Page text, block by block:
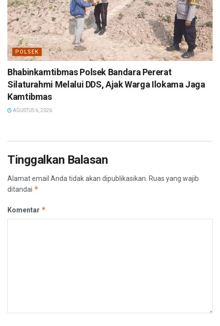
POLSEK
Bhabinkamtibmas Polsek Bandara Pererat
Silaturahmi Melalui DDS, Ajak Warga Ilokama Jaga
Kamtibmas
AGUSTUS 6, 2026
Tinggalkan Balasan
Alamat email Anda tidak akan dipublikasikan. Ruas yang wajib
ditandai *
Komentar *